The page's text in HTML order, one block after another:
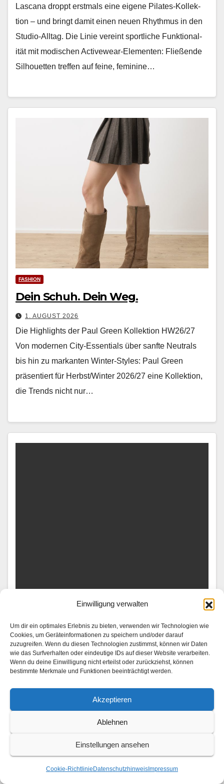
Einwilligung verwalten
Um dir ein optimales Erlebnis zu bieten, verwenden wir Technologien wie
Cookies, um Geräteinformationen zu speichern und/oder darauf
zuzugreifen. Wenn du diesen Technologien zustimmst, können wir Daten
wie das Surfverhalten oder eindeutige IDs auf dieser Website verarbeiten.
Wenn du deine Einwilligung nicht erteilst oder zurückziehst, können
bestimmte Merkmale und Funktionen beeinträchtigt werden.
Akzeptieren
Ablehnen
Einstellungen ansehen
Cookie-Richtlinie Datenschutzhinweis Impressum
Las­cana droppt erst­mals eine eigene Pilates-Kollek­
tion – und bringt damit einen neuen Rhyth­mus in den
Stu­dio-All­t­ag. Die Lin­ie vere­int sportliche Funk­tion­al­
ität mit modis­chen Activewear-Ele­menten: Fließende
Sil­hou­et­ten tre­f­fen auf feine, fem­i­nine…
FASHION
Dein Schuh. Dein Weg.
1. AUGUST 2026
Die Highlights der Paul Green Kollektion HW26/27
Von mod­er­nen City-Essen­tials über san­fte Neu­trals
bis hin zu markan­ten Win­ter-Styles: Paul Green
präsen­tiert für Herbst/Winter 2026/27 eine Kollek­tion,
die Trends nicht nur…
Trip down memory lane: Analoge
Reiseerinnerungen
1. AUGUST 2026
Mit Lea van Acken, Gizem Emre und Ben Felipe
Momente wiederzuentdecken, die jede Reise prägen
Von Orten der Kind­heit und Lieblingsvierteln bis hin zu